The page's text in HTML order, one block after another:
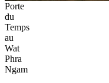
Porte
du
Temps
au
Wat
Phra
Ngam